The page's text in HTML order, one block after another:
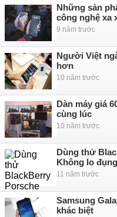
Những sản
công nghệ xa
9 năm trước
Người Việt
hơn
10 năm trước
Dàn máy giá
cùng lúc
10 năm trước
Dùng thử
Không lo
11 năm trước
Samsung
khác biệt